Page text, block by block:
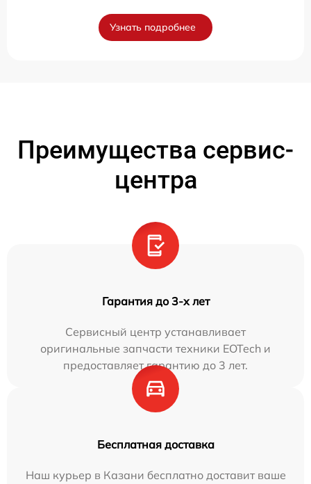
Узнать подробнее
Преимущества сервис-
центра
Гарантия до 3-х лет
Сервисный центр устанавливает
оригинальные запчасти техники EOTech и
предоставляет гарантию до 3 лет.
Бесплатная доставка
Наш курьер в Казани бесплатно доставит ваше